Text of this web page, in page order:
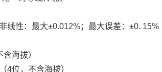
线性：最大±0.012%；最大误差：±0. 15%
海拔）
4位，不含海拔）